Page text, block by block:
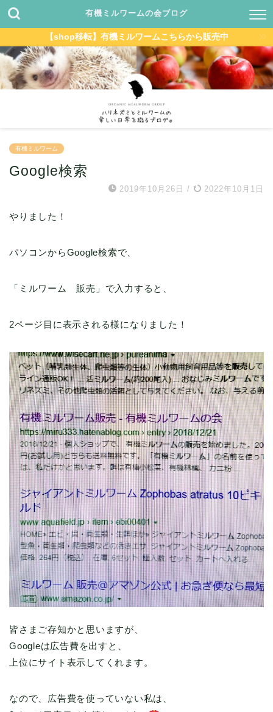
有機ミルワームの会ブログ
【shop移転】有機ミルワームこちらから販売中
有機ミルワーム
Google検索
2019年10月26日 / 2022年10月1日
やりました！
パソコンからGoogle検索で、
「ミルワーム 販売」で入力すると、
2ページ目に表示される様になりました！
皆さまご存知かと思いますが、
Googleは広告費を出すと、
上位にサイト表示してくれます。
なので、広告費を使っていない私は、